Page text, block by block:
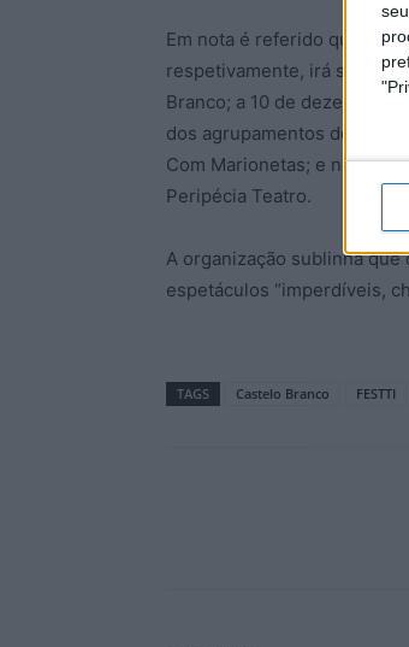
Em nota é referido que a
respetivamente, irá ser
Branco; a 10 de dezembro,
dos agrupamentos de
Com Marionetas; e no
Peripécia Teatro.
A organização sublinha
espetáculos “imperdíveis,
TAGS Castelo Branco FESTTI